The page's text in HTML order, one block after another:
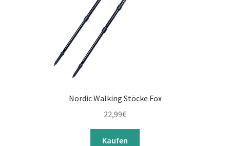
Nordic Walking Stöcke Fox
22,99€
Kaufen